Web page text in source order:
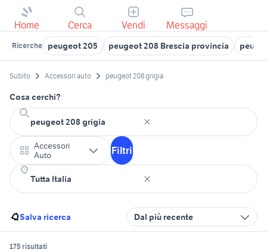
Home Cerca Vendi Messaggi
Ricerche peugeot 205 peugeot 208 Brescia provincia
Subito Accessori auto peugeot 208 grigia
Cosa cerchi?
Accessori
Auto
Filtri
Salva ricerca Dal più recente
175 risultati